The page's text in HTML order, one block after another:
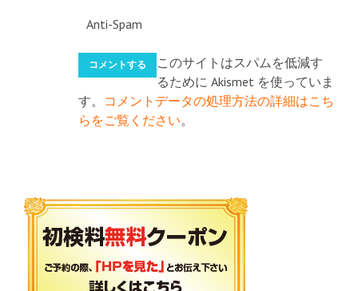
Anti-Spam
このサイトはスパムを低減す
るために Akismet を使っていま
す。 コメントデータの処理方法の詳細はこち
らをご覧ください。